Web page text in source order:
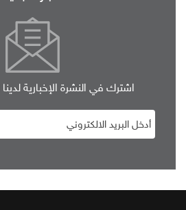
اشترك في النشرة الإخبارية